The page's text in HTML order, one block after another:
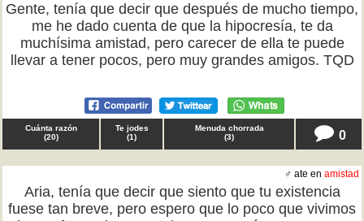
Gente, tenía que decir que después de mucho tiempo,
me he dado cuenta de que la hipocresía, te da
muchísima amistad, pero carecer de ella te puede
llevar a tener pocos, pero muy grandes amigos. TQD
Cuánta razón
(20)
Te jodes
(1)
Menuda chorrada
(3) 0
♂ ate en amistad
Aria, tenía que decir que siento que tu existencia
fuese tan breve, pero espero que lo poco que vivimos